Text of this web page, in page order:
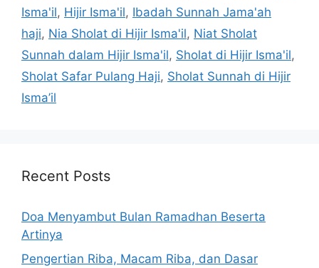
Isma'il, Hijir Isma'il, Ibadah Sunnah Jama'ah
haji, Nia Sholat di Hijir Isma'il, Niat Sholat
Sunnah dalam Hijir Isma'il, Sholat di Hijir Isma'il,
Sholat Safar Pulang Haji, Sholat Sunnah di Hijir
Isma’il
Recent Posts
Doa Menyambut Bulan Ramadhan Beserta
Artinya
Pengertian Riba, Macam Riba, dan Dasar